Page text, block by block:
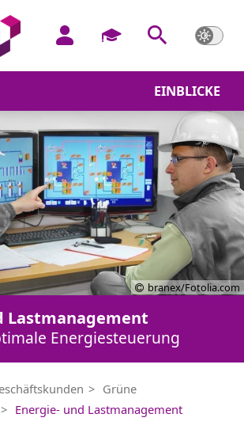
EINBLICKE
branex/Fotolia.com
Lastmanagement
Energiesteuerung
Grüne
Energie- und Lastmanagement